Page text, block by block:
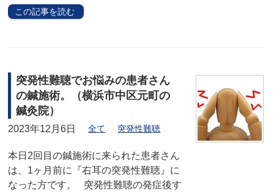
この記事を読む
突発性難聴でお悩みの患者さん
の鍼施術。（横浜市中区元町の
鍼灸院）
2023年12月6日 全て 突発性難聴
本日2回目の鍼施術に来られた患者さん
は、1ヶ月前に『右耳の突発性難聴』に
なった方です。 突発性難聴の発症後す